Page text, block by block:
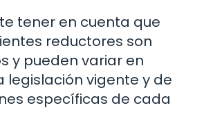
tener en cuenta que
reductores son
y pueden variar en
legislación vigente y de
específicas de cada